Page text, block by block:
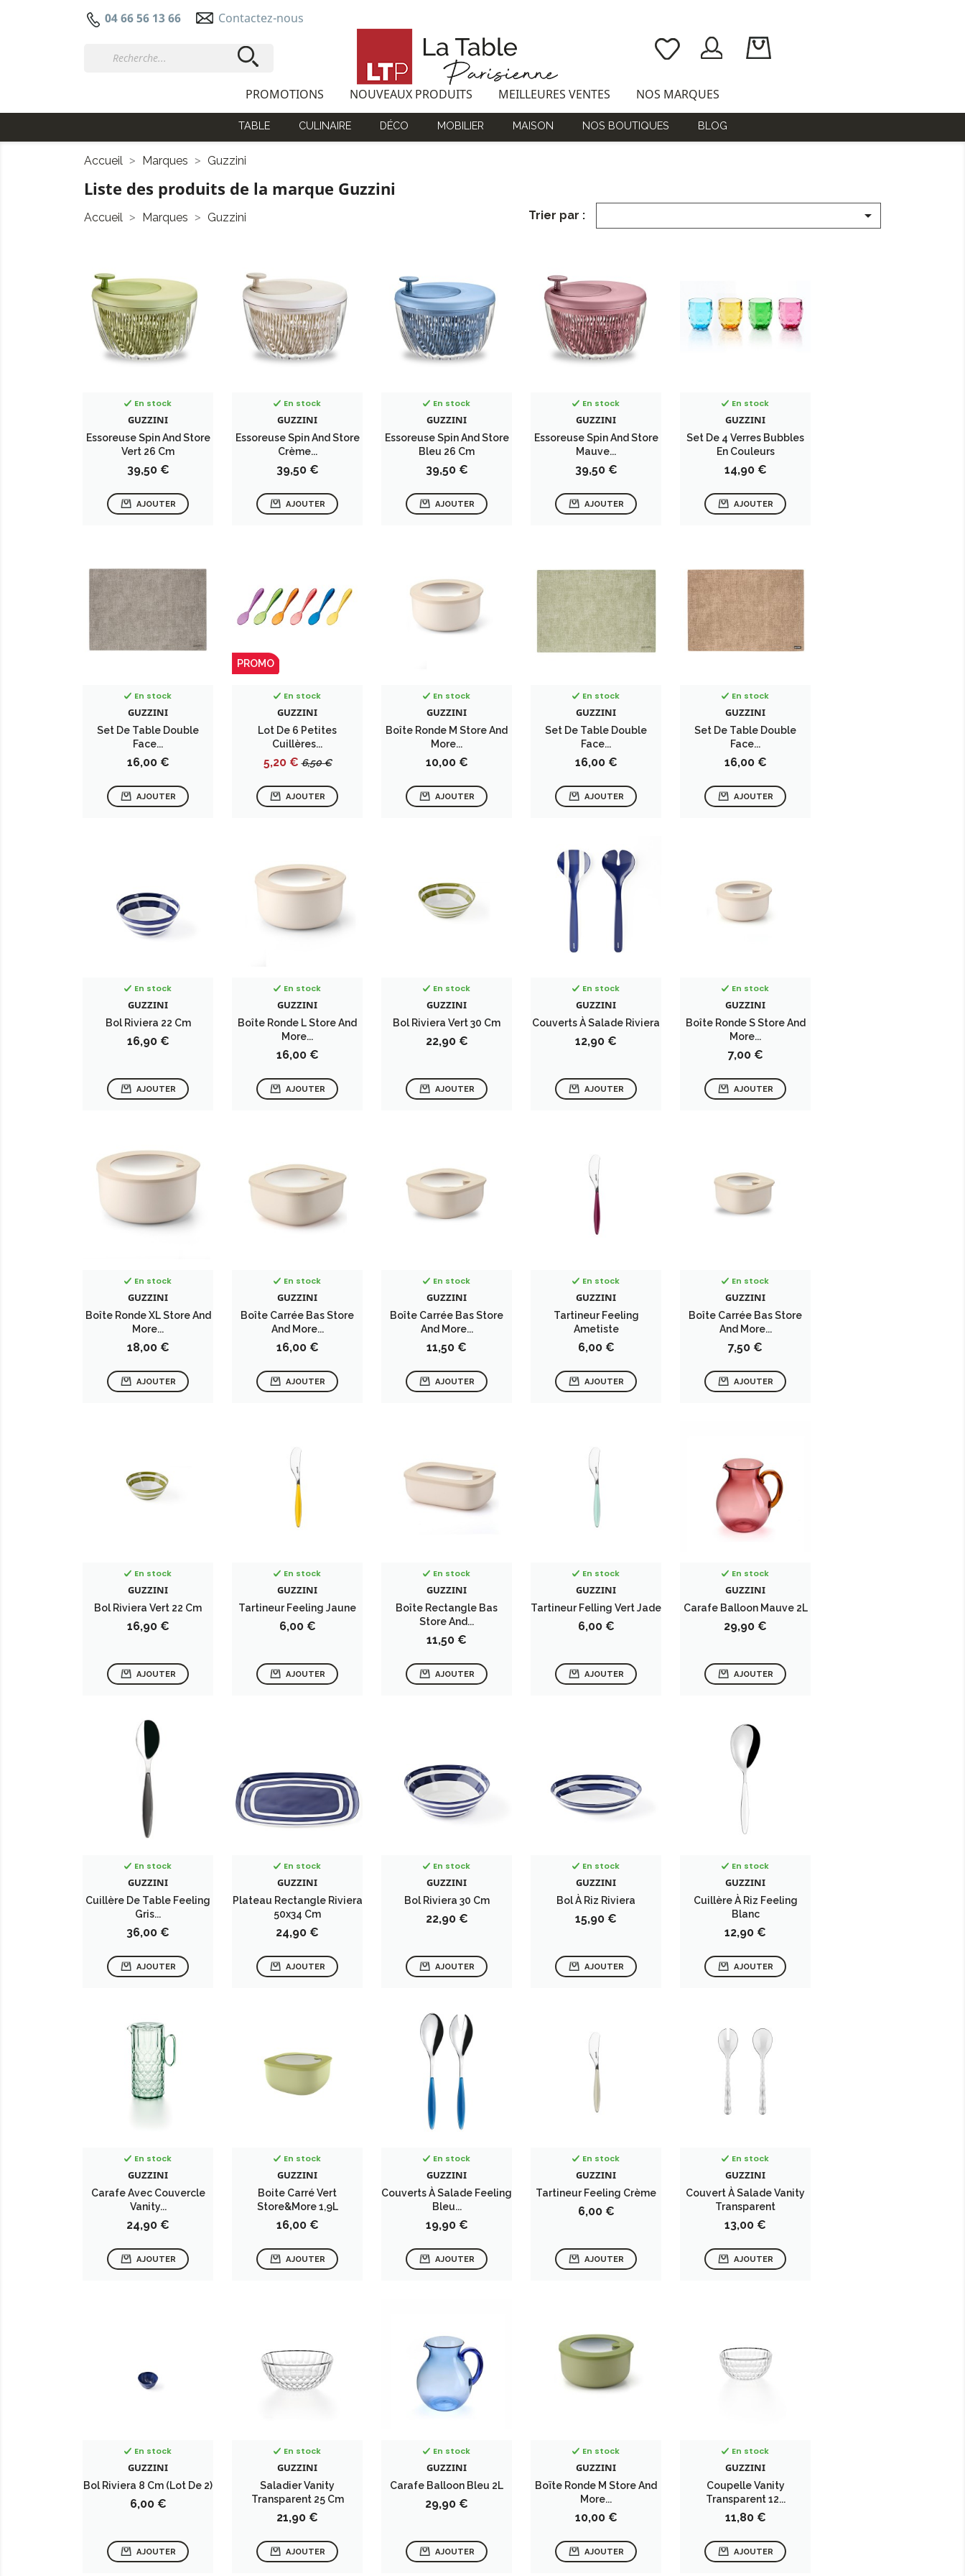
04 66 56 13 66 Contactez-nous
PROMOTIONS NOUVEAUX PRODUITS MEILLEURES VENTES NOS MARQUES
TABLE CULINAIRE DÉCO MOBILIER MAISON NOS BOUTIQUES BLOG
Accueil Marques Guzzini
Liste des produits de la marque Guzzini
Accueil Marques Guzzini Trier par : 
En stock
GUZZINI
Essoreuse Spin And Store
Vert 26 Cm
Prix
39,50 €
AJOUTER
En stock
GUZZINI
Essoreuse Spin And Store
Crème...
Prix
39,50 €
AJOUTER
En stock
GUZZINI
Essoreuse Spin And Store
Bleu 26 Cm
Prix
39,50 €
AJOUTER
En stock
GUZZINI
Essoreuse Spin And Store
Mauve...
Prix
39,50 €
AJOUTER
En stock
GUZZINI
Set De 4 Verres Bubbles
En Couleurs
Prix
14,90 €
AJOUTER
En stock
GUZZINI
Set De Table Double
Face...
Prix
16,00 €
AJOUTER
En stock
GUZZINI
Lot De 6 Petites
Cuillères...
Prix
5,20 € Prix
base
6,50 €
AJOUTER
PROMO
En stock
GUZZINI
Boîte Ronde M Store And
More...
Prix
10,00 €
AJOUTER
En stock
GUZZINI
Set De Table Double
Face...
Prix
16,00 €
AJOUTER
En stock
GUZZINI
Set De Table Double
Face...
Prix
16,00 €
AJOUTER
En stock
GUZZINI
Bol Riviera 22 Cm
Prix
16,90 €
AJOUTER
En stock
GUZZINI
Boîte Ronde L Store And
More...
Prix
16,00 €
AJOUTER
En stock
GUZZINI
Bol Riviera Vert 30 Cm
Prix
22,90 €
AJOUTER
En stock
GUZZINI
Couverts À Salade Riviera
Prix
12,90 €
AJOUTER
En stock
GUZZINI
Boîte Ronde S Store And
More...
Prix
7,00 €
AJOUTER
En stock
GUZZINI
Boîte Ronde XL Store And
More...
Prix
18,00 €
AJOUTER
En stock
GUZZINI
Boîte Carrée Bas Store
And More...
Prix
16,00 €
AJOUTER
En stock
GUZZINI
Boîte Carrée Bas Store
And More...
Prix
11,50 €
AJOUTER
En stock
GUZZINI
Tartineur Feeling
Ametiste
Prix
6,00 €
AJOUTER
En stock
GUZZINI
Boîte Carrée Bas Store
And More...
Prix
7,50 €
AJOUTER
En stock
GUZZINI
Bol Riviera Vert 22 Cm
Prix
16,90 €
AJOUTER
En stock
GUZZINI
Tartineur Feeling Jaune
Prix
6,00 €
AJOUTER
En stock
GUZZINI
Boîte Rectangle Bas
Store And...
Prix
11,50 €
AJOUTER
En stock
GUZZINI
Tartineur Felling Vert Jade
Prix
6,00 €
AJOUTER
En stock
GUZZINI
Carafe Balloon Mauve 2L
Prix
29,90 €
AJOUTER
En stock
GUZZINI
Cuillère De Table Feeling
Gris...
Prix
36,00 €
AJOUTER
En stock
GUZZINI
Plateau Rectangle Riviera
50x34 Cm
Prix
24,90 €
AJOUTER
En stock
GUZZINI
Bol Riviera 30 Cm
Prix
22,90 €
AJOUTER
En stock
GUZZINI
Bol À Riz Riviera
Prix
15,90 €
AJOUTER
En stock
GUZZINI
Cuillère À Riz Feeling
Blanc
Prix
12,90 €
AJOUTER
En stock
GUZZINI
Carafe Avec Couvercle
Vanity...
Prix
24,90 €
AJOUTER
En stock
GUZZINI
Boite Carré Vert
Store&More 1,9L
Prix
16,00 €
AJOUTER
En stock
GUZZINI
Couverts À Salade Feeling
Bleu...
Prix
19,90 €
AJOUTER
En stock
GUZZINI
Tartineur Feeling Crème
Prix
6,00 €
AJOUTER
En stock
GUZZINI
Couvert À Salade Vanity
Transparent
Prix
13,00 €
AJOUTER
En stock
GUZZINI
Bol Riviera 8 Cm (lot De 2)
Prix
6,00 €
AJOUTER
En stock
GUZZINI
Saladier Vanity
Transparent 25 Cm
Prix
21,90 €
AJOUTER
En stock
GUZZINI
Carafe Balloon Bleu 2L
Prix
29,90 €
AJOUTER
En stock
GUZZINI
Boïte Ronde M Store And
More...
Prix
10,00 €
AJOUTER
En stock
GUZZINI
Coupelle Vanity
Transparent 12...
Prix
11,80 €
AJOUTER